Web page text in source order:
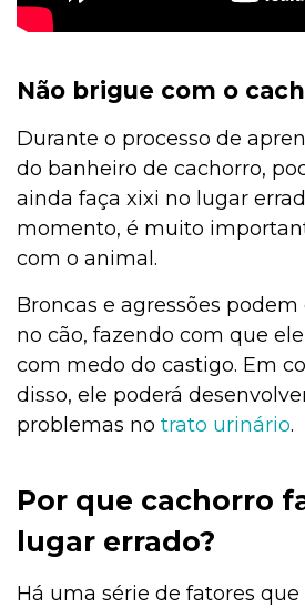
Não brigue com o
Durante o processo de
do banheiro de cachorro,
ainda faça xixi no lugar
momento, é muito
com o animal.
Broncas e agressões
no cão, fazendo com que
com medo do castigo. Em
disso, ele poderá
problemas no trato urinário.
Por que cachorro
lugar errado?
Há uma série de fatores